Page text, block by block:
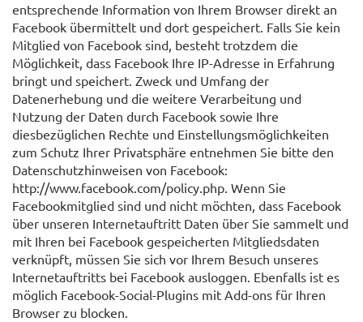
entsprechende Information von Ihrem Browser direkt an
Facebook übermittelt und dort gespeichert. Falls Sie kein
Mitglied von Facebook sind, besteht trotzdem die
Möglichkeit, dass Facebook Ihre IP-Adresse in Erfahrung
bringt und speichert. Zweck und Umfang der
Datenerhebung und die weitere Verarbeitung und
Nutzung der Daten durch Facebook sowie Ihre
diesbezüglichen Rechte und Einstellungsmöglichkeiten
zum Schutz Ihrer Privatsphäre entnehmen Sie bitte den
Datenschutzhinweisen von Facebook:
http://www.facebook.com/policy.php. Wenn Sie
Facebookmitglied sind und nicht möchten, dass Facebook
über unseren Internetauftritt Daten über Sie sammelt und
mit Ihren bei Facebook gespeicherten Mitgliedsdaten
verknüpft, müssen Sie sich vor Ihrem Besuch unseres
Internetauftritts bei Facebook ausloggen. Ebenfalls ist es
möglich Facebook-Social-Plugins mit Add-ons für Ihren
Browser zu blocken.